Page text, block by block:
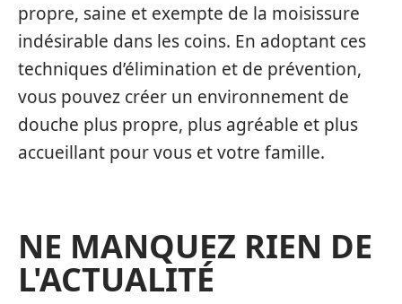
propre, saine et exempte de la moisissure
indésirable dans les coins. En adoptant ces
techniques d’élimination et de prévention,
vous pouvez créer un environnement de
douche plus propre, plus agréable et plus
accueillant pour vous et votre famille.
NE MANQUEZ RIEN DE
L'ACTUALITÉ